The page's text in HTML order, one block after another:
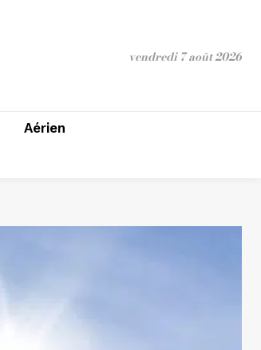
vendredi 7 août 2026
Aérien